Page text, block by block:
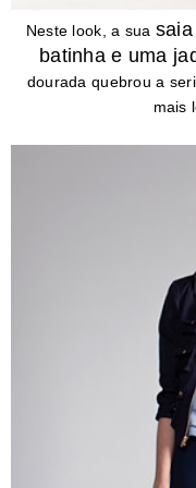
Neste look, a sua
batinha e uma
dourada quebrou a
mais